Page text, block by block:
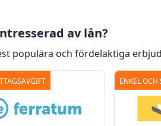
av lån?
populära och fördelaktiga
ENKEL OCH